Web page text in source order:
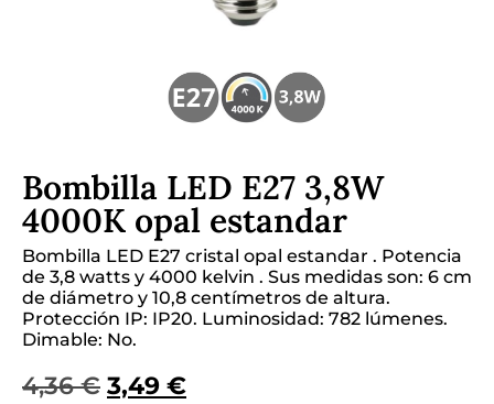
Bombilla LED E27 3,8W
4000K opal estandar
Bombilla LED E27 cristal opal estandar . Potencia
de 3,8 watts y 4000 kelvin . Sus medidas son: 6 cm
de diámetro y 10,8 centímetros de altura.
Protección IP: IP20. Luminosidad: 782 lúmenes.
Dimable: No.
4,36€ 3,49 €